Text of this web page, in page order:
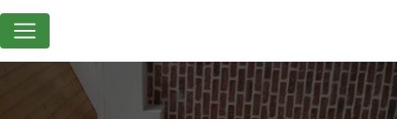
Panneau de gestion des cookies